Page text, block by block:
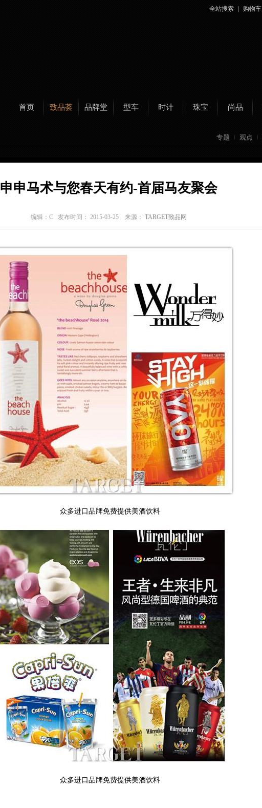
全站搜索 购物车
首页 致品荟 品牌堂 型车 时计 珠宝 尚品
专题 观点
申申马术与您春天有约-首届马友聚会
编辑： C 发布时间： 2015-03-25 来源： TARGET致品网
众多进口品牌免费提供美酒饮料
众多进口品牌免费提供美酒饮料